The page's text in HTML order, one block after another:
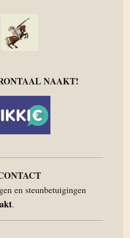
NAAKT!
en steunbetuigingen
.